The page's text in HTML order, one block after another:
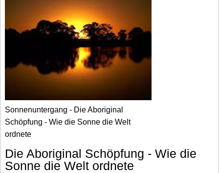
Sonnenuntergang - Die Aboriginal
Schöpfung - Wie die Sonne die Welt
ordnete
Die Aboriginal Schöpfung - Wie die
Sonne die Welt ordnete